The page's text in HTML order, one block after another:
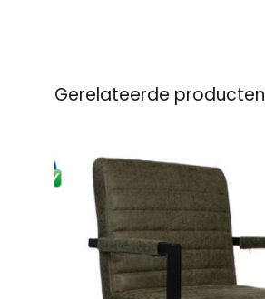
Gerelateerde producten